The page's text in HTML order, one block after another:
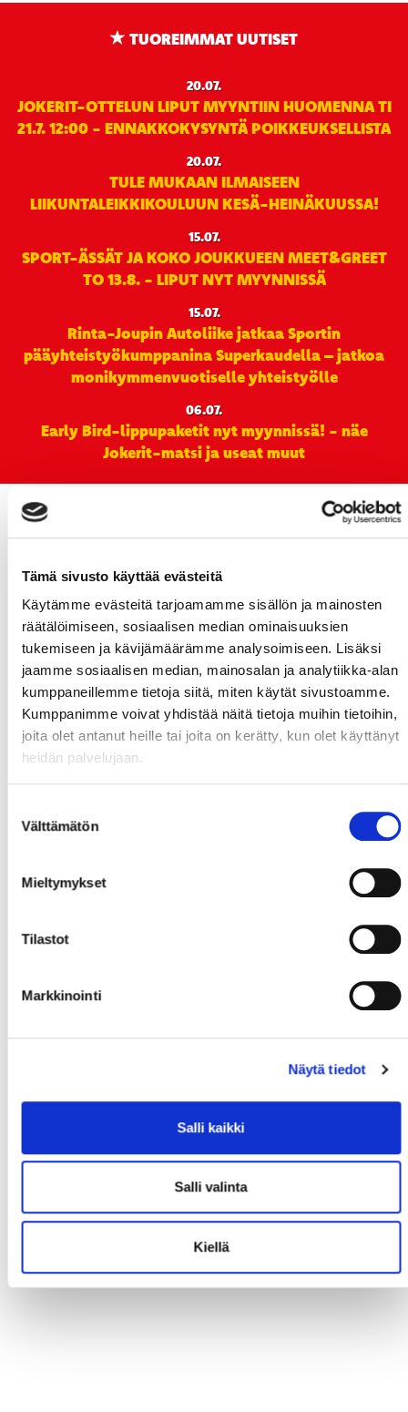
Tämä sivusto käyttää evästeitä
Käytämme evästeitä tarjoamamme sisällön ja mainosten
räätälöimiseen, sosiaalisen median ominaisuuksien
tukemiseen ja kävijämäärämme analysoimiseen. Lisäksi
jaamme sosiaalisen median, mainosalan ja analytiikka-alan
kumppaneillemme tietoja siitä, miten käytät sivustoamme.
Kumppanimme voivat yhdistää näitä tietoja muihin tietoihin,
joita olet antanut heille tai joita on kerätty, kun olet käyttänyt
heidän palvelujaan.
valinta
Välttämätön
Mieltymykset
Tilastot
Markkinointi
Näytä tiedot
Salli kaikki
Salli valinta
Kiellä
TUOREIMMAT UUTISET
20.07.
JOKERIT-OTTELUN LIPUT MYYNTIIN HUOMENNA TI
21.7. 12:00 - ENNAKKOKYSYNTÄ POIKKEUKSELLISTA
20.07.
TULE MUKAAN ILMAISEEN
LIIKUNTALEIKKIKOULUUN KESÄ-HEINÄKUUSSA!
15.07.
SPORT-ÄSSÄT JA KOKO JOUKKUEEN MEET&GREET
TO 13.8. - LIPUT NYT MYYNNISSÄ
15.07.
Rinta-Joupin Autoliike jatkaa Sportin
pääyhteistyökumppanina Superkaudella – jatkoa
monikymmenvuotiselle yhteistyölle
06.07.
Early Bird-lippupaketit nyt myynnissä! - näe
Jokerit-matsi ja useat muut